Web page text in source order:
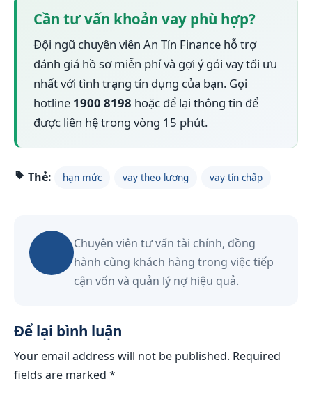
Cần tư vấn khoản vay phù hợp?
Đội ngũ chuyên viên An Tín Finance hỗ trợ
đánh giá hồ sơ miễn phí và gợi ý gói vay tối ưu
nhất với tình trạng tín dụng của bạn. Gọi
hotline 1900 8198 hoặc để lại thông tin để
được liên hệ trong vòng 15 phút.
Thẻ: hạn mức vay theo lương vay tín chấp
Chuyên viên tư vấn tài chính, đồng
hành cùng khách hàng trong việc tiếp
cận vốn và quản lý nợ hiệu quả.
Để lại bình luận
Your email address will not be published. Required
fields are marked *